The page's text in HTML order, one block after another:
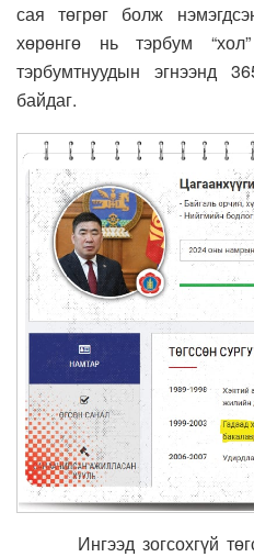
сая төгрөг болж
хөрөнгө нь тэрбум
тэрбумтнуудын эгнээнд
байдаг.
Ингээд зогсохгүй